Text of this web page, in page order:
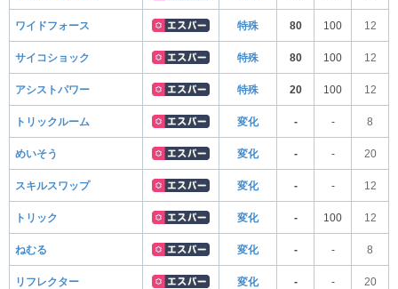
ワイドフォース 特殊 80 100 12
サイコショック 特殊 80 100 12
アシストパワー 特殊 20 100 12
トリックルーム 変化 - - 8
めいそう 変化 - - 20
スキルスワップ 変化 - - 12
トリック 変化 - 100 12
ねむる 変化 - - 8
リフレクター 変化 - - 20